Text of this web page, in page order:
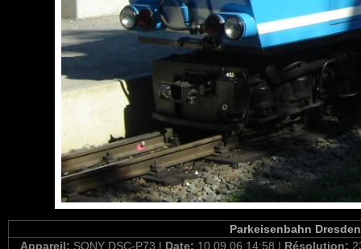
Parkeisenbahn
Appareil: SONY DSC-P73 | Date: 10.09.06 14:58 | Résolution: